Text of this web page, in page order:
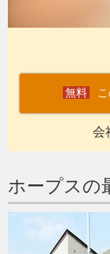
会
ホープスの